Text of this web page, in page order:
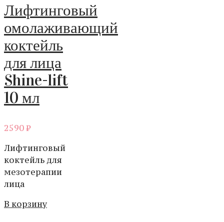
Лифтинговый
омолаживающий
коктейль
для лица
Shine-lift
10 мл
2590₽
Лифтинговый
коктейль для
мезотерапии
лица
В корзину